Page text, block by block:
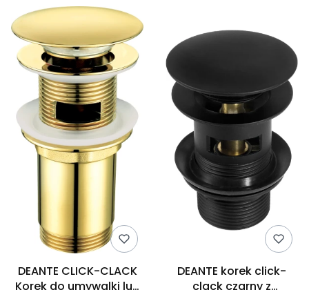
DEANTE CLICK-CLACK
Korek do umywalki lub
DEANTE korek click-
clack czarny z